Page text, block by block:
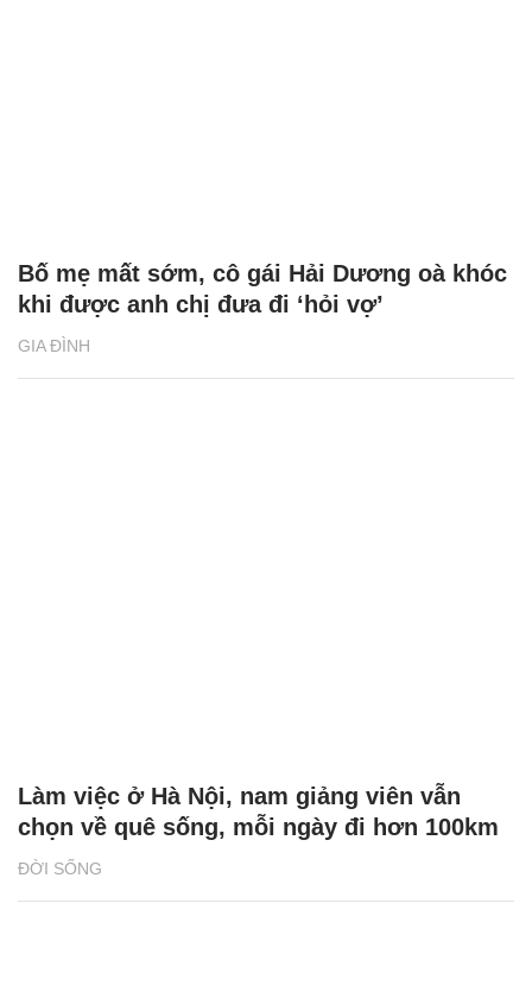
GIA ĐÌNH
Bố mẹ mất sớm, cô gái Hải Dương oà khóc
khi được anh chị đưa đi ‘hỏi vợ’
ĐỜI SỐNG
Làm việc ở Hà Nội, nam giảng viên vẫn
chọn về quê sống, mỗi ngày đi hơn 100km